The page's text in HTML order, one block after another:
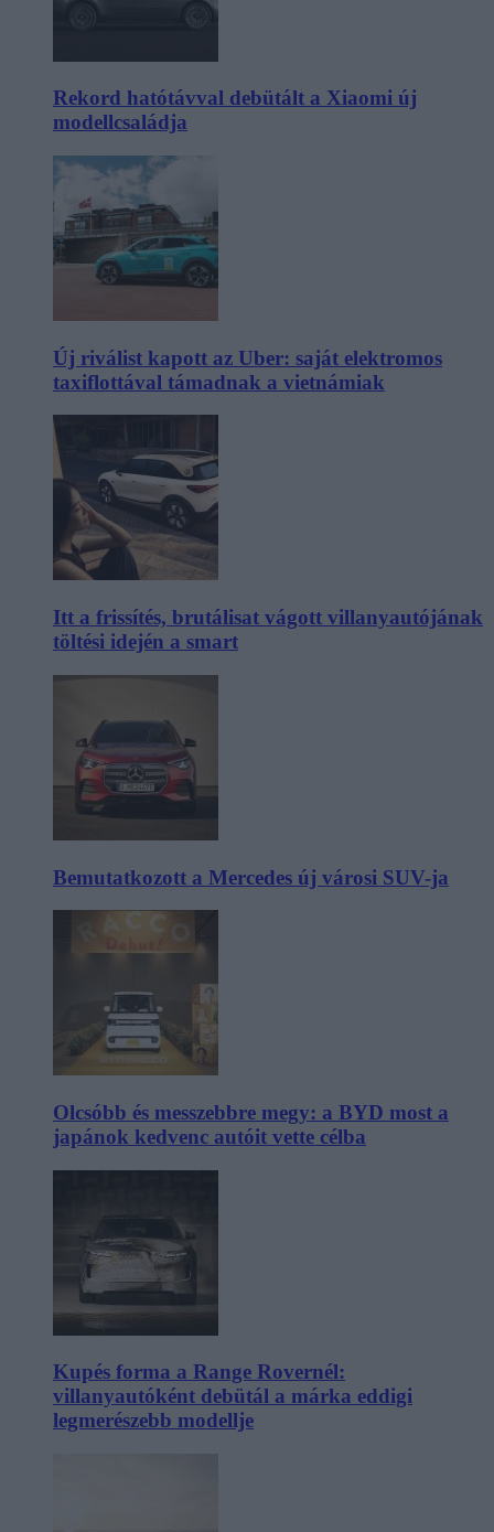
Rekord hatótávval debütált a Xiaomi új
modellcsaládja
Új riválist kapott az Uber: saját elektromos
taxiflottával támadnak a vietnámiak
Itt a frissítés, brutálisat vágott villanyautójának
töltési idején a smart
Bemutatkozott a Mercedes új városi SUV-ja
Olcsóbb és messzebbre megy: a BYD most a
japánok kedvenc autóit vette célba
Kupés forma a Range Rovernél:
villanyautóként debütál a márka eddigi
legmerészebb modellje